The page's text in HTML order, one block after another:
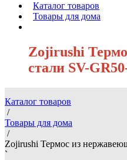
Каталог товаров
Товары для дома
Zojirushi
стали SV-
Каталог товаров
/
Товары для дома
/
Zojirushi Термос из
`